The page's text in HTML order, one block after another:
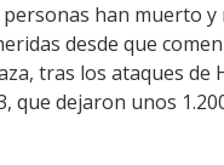
han muerto y
desde que
tras los ataques de
que dejaron unos